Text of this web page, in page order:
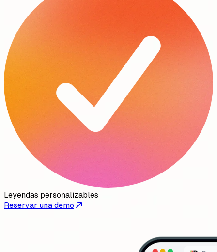
Leyendas personalizables
Reservar una demo